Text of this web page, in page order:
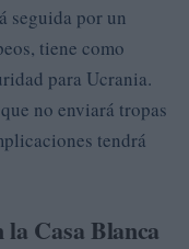
seguida por un
tiene como
para Ucrania.
no enviará tropas
tendrá
la Casa Blanca